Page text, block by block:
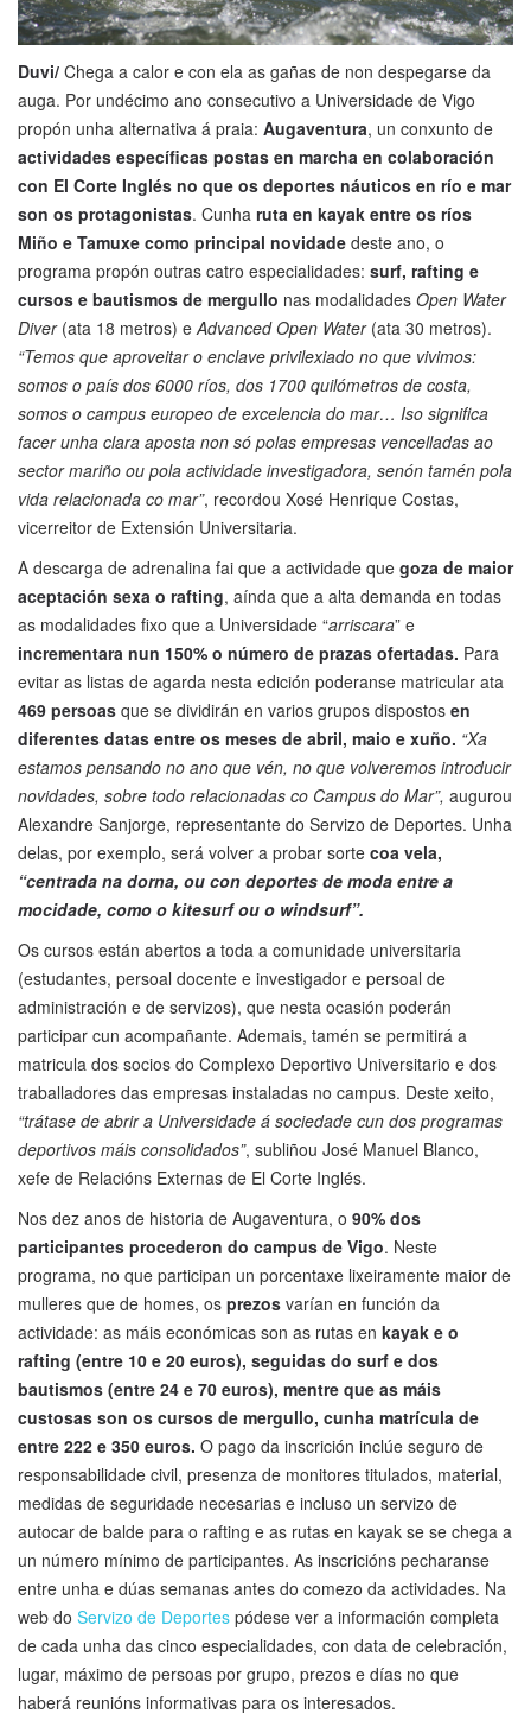
Duvi/ Chega a calor e con ela as gañas de non despegarse da
auga. Por undécimo ano consecutivo a Universidade de Vigo
propón unha alternativa á praia: Augaventura, un conxunto de
actividades específicas postas en marcha en colaboración
con El Corte Inglés no que os deportes náuticos en río e mar
son os protagonistas. Cunha ruta en kayak entre os ríos
Miño e Tamuxe como principal novidade deste ano, o
programa propón outras catro especialidades: surf, rafting e
cursos e bautismos de mergullo nas modalidades Open Water
Diver(ata 18 metros) eAdvanced Open Water(ata 30 metros).
“Temos que aproveitar o enclave privilexiado no que vivimos:
somos o país dos 6000 ríos, dos 1700 quilómetros de costa,
somos o campus europeo de excelencia do mar… Iso significa
facer unha clara aposta non só polas empresas vencelladas ao
sector mariño ou pola actividade investigadora, senón tamén pola
vida relacionada co mar”, recordou Xosé Henrique Costas,
vicerreitor de Extensión Universitaria.
A descarga de adrenalina fai que a actividade que goza de maior
aceptación sexa o rafting, aínda que a alta demanda en todas
as modalidades fixo que a Universidade “arriscara” e
incrementara nun 150% o número de prazas ofertadas. Para
evitar as listas de agarda nesta edición poderanse matricular ata
469 persoas que se dividirán en varios grupos dispostos en
diferentes datas entre os meses de abril, maio e xuño. “Xa
estamos pensando no ano que vén, no que volveremos introducir
novidades, sobre todo relacionadas co Campus do Mar”, augurou
Alexandre Sanjorge, representante do Servizo de Deportes. Unha
delas, por exemplo, será volver a probar sorte coa vela,
“centrada na dorna, ou con deportes de moda entre a
mocidade, como o kitesurf ou o windsurf”.
Os cursos están abertos a toda a comunidade universitaria
(estudantes, persoal docente e investigador e persoal de
administración e de servizos), que nesta ocasión poderán
participar cun acompañante. Ademais, tamén se permitirá a
matricula dos socios do Complexo Deportivo Universitario e dos
traballadores das empresas instaladas no campus. Deste xeito,
“trátase de abrir a Universidade á sociedade cun dos programas
deportivos máis consolidados”, subliñou José Manuel Blanco,
xefe de Relacións Externas de El Corte Inglés.
Nos dez anos de historia de Augaventura, o 90% dos
participantes procederon do campus de Vigo. Neste
programa, no que participan un porcentaxe lixeiramente maior de
mulleres que de homes, os prezos varían en función da
actividade: as máis económicas son as rutas en kayak e o
rafting (entre 10 e 20 euros), seguidas do surf e dos
bautismos (entre 24 e 70 euros), mentre que as máis
custosas son os cursos de mergullo, cunha matrícula de
entre 222 e 350 euros. O pago da inscrición inclúe seguro de
responsabilidade civil, presenza de monitores titulados, material,
medidas de seguridade necesarias e incluso un servizo de
autocar de balde para o rafting e as rutas en kayak se se chega a
un número mínimo de participantes. As inscricións pecharanse
entre unha e dúas semanas antes do comezo da actividades. Na
web do Servizo de Deportes pódese ver a información completa
de cada unha das cinco especialidades, con data de celebración,
lugar, máximo de persoas por grupo, prezos e días no que
haberá reunións informativas para os interesados.